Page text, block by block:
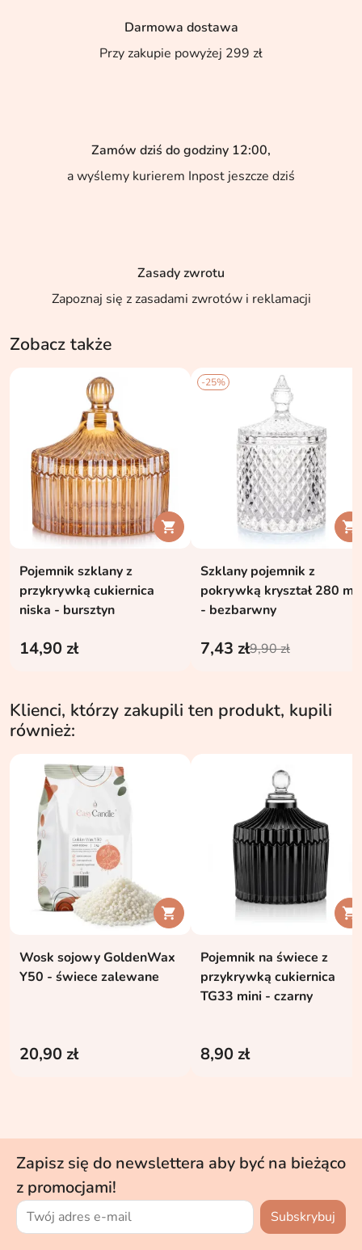
Darmowa dostawa
Przy zakupie powyżej 299 zł
Zamów dziś do godziny 12:00,
a wyślemy kurierem Inpost jeszcze dziś
Zasady zwrotu
Zapoznaj się z zasadami zwrotów i reklamacji
Zobacz także

Pojemnik szklany z
przykrywką cukiernica
niska - bursztyn
14,90 zł
-25%

Szklany pojemnik z
pokrywką kryształ 280 ml
- bezbarwny
7,43 zł9,90 zł
Klienci, którzy zakupili ten produkt, kupili
również:

Wosk sojowy GoldenWax
Y50 - świece zalewane
20,90 zł

Pojemnik na świece z
przykrywką cukiernica
TG33 mini - czarny
8,90 zł
Zapisz się do newslettera aby być na bieżąco
z promocjami!